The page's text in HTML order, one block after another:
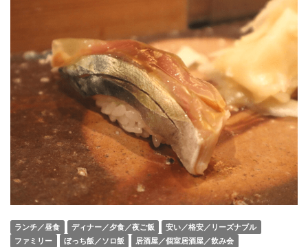
ランチ／昼食 ディナー／夕食／夜ご飯
安い／格安／リーズナブル
ファミリー
ぼっち飯／ソロ飯
居酒屋／個室居酒屋／飲み会